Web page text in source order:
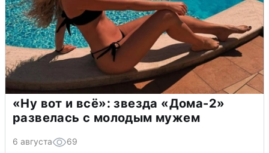
«Ну вот и всё»: звезда «Дома-2»
развелась с молодым мужем
6 августа 69